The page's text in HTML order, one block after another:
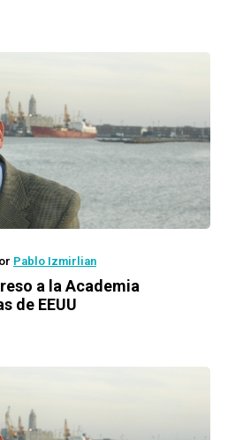
Pablo Izmirlian
a la Academia
de EEUU